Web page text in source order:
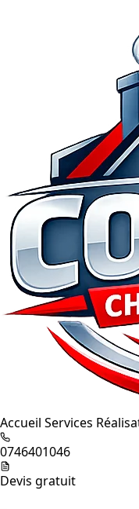
Accueil Services
0746401046
Devis gratuit